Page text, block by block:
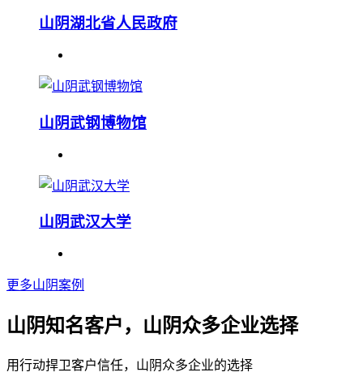
山阴湖北省人民政府
山阴武钢博物馆
山阴武汉大学
更多山阴案例
山阴知名客户，山阴众多企业选择
用行动捍卫客户信任，山阴众多企业的选择